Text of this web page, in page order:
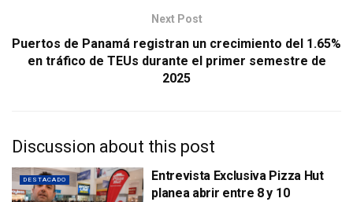
Next Post
Puertos de Panamá registran un crecimiento del 1.65%
en tráfico de TEUs durante el primer semestre de
2025
Discussion about this post
DESTACADO
Entrevista Exclusiva Pizza Hut
planea abrir entre 8 y 10